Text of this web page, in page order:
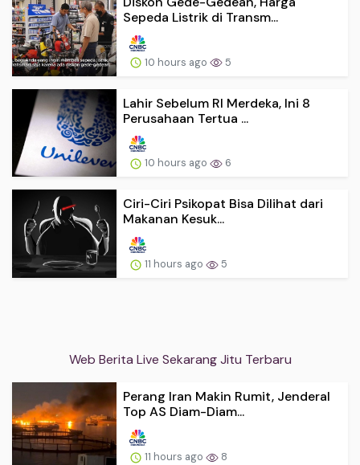
Sepeda Listrik di Transm...
10 hours ago 5
Lahir Sebelum RI Merdeka, Ini 8
Perusahaan Tertua ...
10 hours ago 6
Ciri-Ciri Psikopat Bisa Dilihat dari
Makanan Kesuk...
11 hours ago 5
Web Berita Live Sekarang Jitu Terbaru
Perang Iran Makin Rumit, Jenderal
Top AS Diam-Diam...
11 hours ago 8